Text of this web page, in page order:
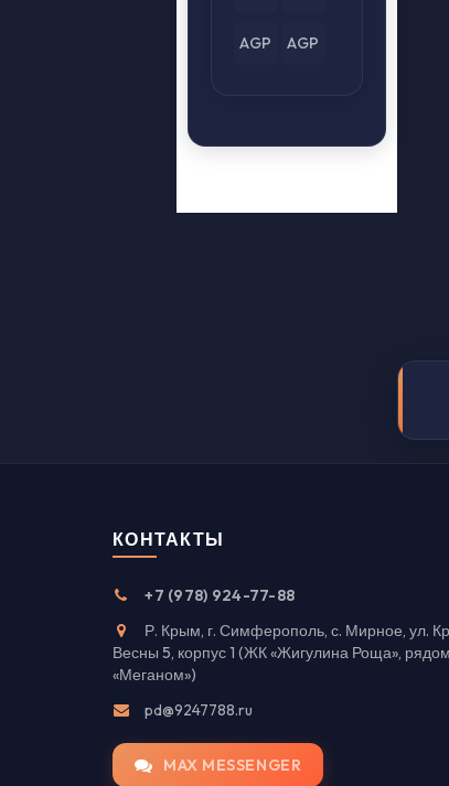
AGP AGP
КОНТАКТЫ
+7 (978) 924-77-88
Р. Крым, г. Симферополь, с. Мирное, ул.
Весны 5, корпус 1 (ЖК «Жигулина Роща»,
«Меганом»)
pd@9247788.ru
MAX MESSENGER